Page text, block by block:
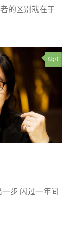
的区别就在于
0
步 闪过一年间